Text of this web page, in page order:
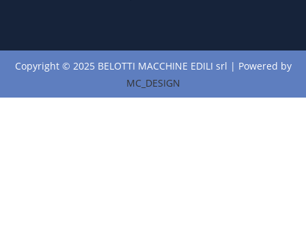
Copyright © 2025 BELOTTI MACCHINE EDILI srl | Powered by
MC_DESIGN